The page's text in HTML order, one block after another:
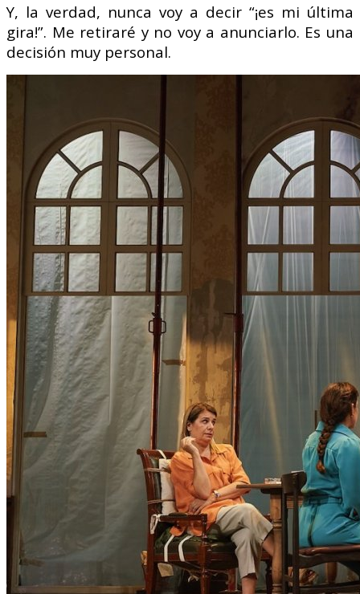
Y, la verdad, nunca voy a decir “¡es mi última
gira!”. Me retiraré y no voy a anunciarlo. Es una
decisión muy personal.